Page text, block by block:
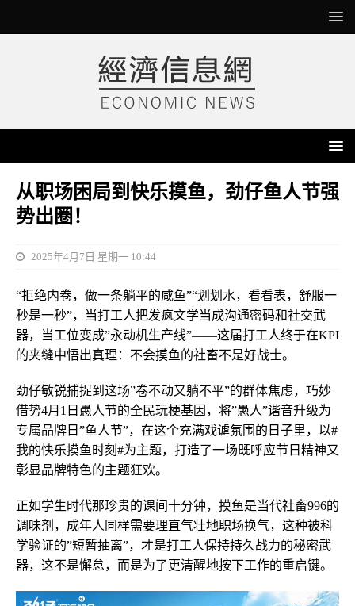
从职场困局到快乐摸鱼，劲仔鱼人节强
势出圈！
2025年4月7日 星期一 10:44
“拒绝内卷，做一条躺平的咸鱼”“划划水，看看表，舒服一
秒是一秒”，当打工人把发疯文学当成沟通密码和社交武
器，当工位变成”永动机生产线”——这届打工人终于在KPI
的夹缝中悟出真理：不会摸鱼的社畜不是好战士。
劲仔敏锐捕捉到这场”卷不动又躺不平”的群体焦虑，巧妙
借势4月1日愚人节的全民玩梗基因，将”愚人”谐音升级为
专属品牌日”鱼人节”，在这个充满戏谑氛围的日子里，以#
我的快乐摸鱼时刻#为主题，打造了一场既呼应节日精神又
彰显品牌特色的主题狂欢。
正如学生时代那珍贵的课间十分钟，摸鱼是当代社畜996的
调味剂，成年人同样需要理直气壮地职场换气，这种被科
学验证的”短暂抽离”，才是打工人保持持久战力的秘密武
器，这不是懈怠，而是为了更清醒地按下工作的重启键。